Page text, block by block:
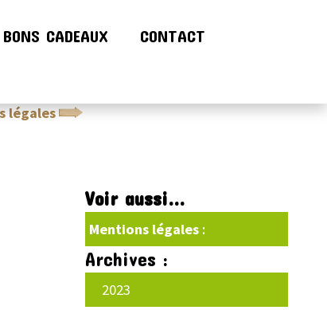
BONS CADEAUX CONTACT
légales Conditions générales de ventes (CGV)
Voir aussi...
Mentions légales :
Archives :
2023